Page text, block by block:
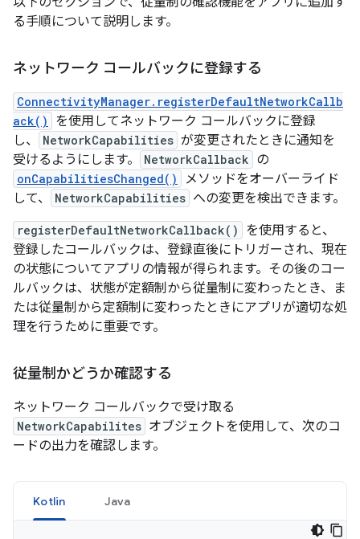
る手順について説明します。
ネットワーク コールバックに登録する
ConnectivityManager.registerDefaultNetworkCallb
ack()
を使用してネットワーク コールバックに登録
し、
NetworkCapabilities が変更されたときに通知を
受けるようにします。
NetworkCallback の
onCapabilitiesChanged()
メソッドをオーバーライド
して、
NetworkCapabilities への変更を検出できます。
registerDefaultNetworkCallback()
を使用すると、
登録したコールバックは、登録直後にトリガーされ、現在
の状態についてアプリの情報が得られます。その後のコー
ルバックは、状態が定額制から従量制に変わったとき、ま
たは従量制から定額制に変わったときにアプリが適切な処
理を行うために重要です。
従量制かどうか確認する
ネットワーク コールバックで受け取る
NetworkCapabilites オブジェクトを使用して、次のコ
ードの出力を確認します。
Kotlin Java